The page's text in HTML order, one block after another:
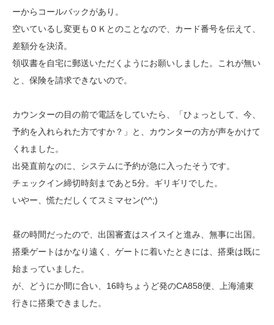
ーからコールバックがあり。
空いているし変更もＯＫとのことなので、カード番号を伝えて、
差額分を決済。
領収書を自宅に郵送いただくようにお願いしました。これが無い
と、保険を請求できないので。
カウンターの目の前で電話をしていたら、「ひょっとして、今、
予約を入れられた方ですか？」と、カウンターの方が声をかけて
くれました。
出発直前なのに、システムに予約が急に入ったそうです。
チェックイン締切時刻まであと5分。ギリギリでした。
いやー、慌ただしくてスミマセン(^^;)
昼の時間だったので、出国審査はスイスイと進み、無事に出国。
搭乗ゲートはかなり遠く、ゲートに着いたときには、搭乗は既に
始まっていました。
が、どうにか間に合い、16時ちょうど発のCA858便、上海浦東
行きに搭乗できました。